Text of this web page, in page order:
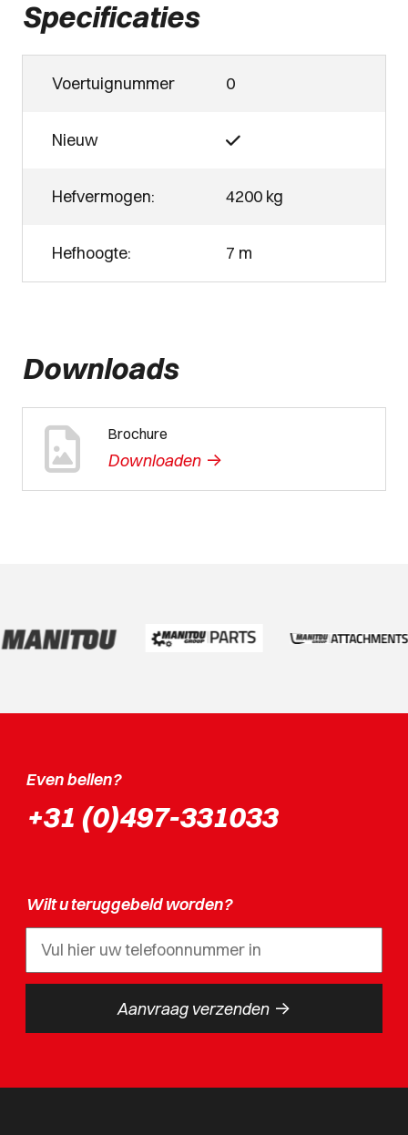
Specificaties
Voertuignummer 0
Nieuw
Hefvermogen: 4200 kg
Hefhoogte: 7 m
Downloads
Brochure
Downloaden ->
Even bellen?
+31 (0)497-331033
Wilt u teruggebeld worden?
Aanvraag verzenden ->